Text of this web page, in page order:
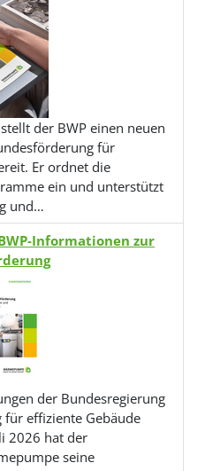
der BWP einen neuen
für
Er ordnet die
ein und unterstützt
und…
Informationen zur
der Bundesregierung
effiziente Gebäude
2026 hat der
seine